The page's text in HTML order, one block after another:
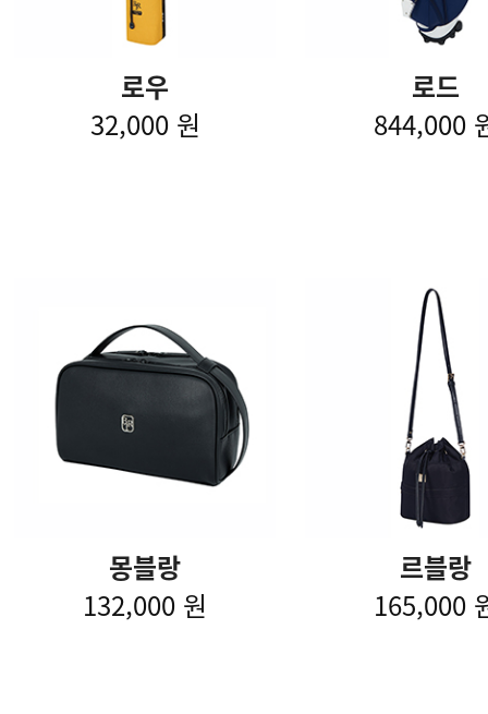
로우
32,000 원
로드
844,000
몽블랑
132,000 원
르블랑
165,000